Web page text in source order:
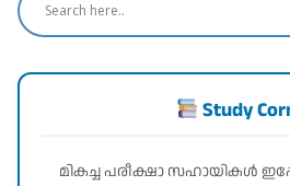
Study
മികച്ച പരീക്ഷാ സഹായികൾ